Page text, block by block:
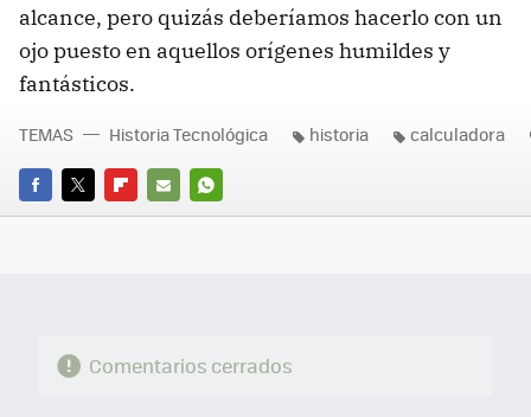
alcance, pero quizás deberíamos hacerlo con un
ojo puesto en aquellos orígenes humildes y
fantásticos.
FACEBOOK
TWITTERFLIPBOARD
E-
WHATSAPP
TEMAS Historia Tecnológica historia calculadora
Comentarios cerrados